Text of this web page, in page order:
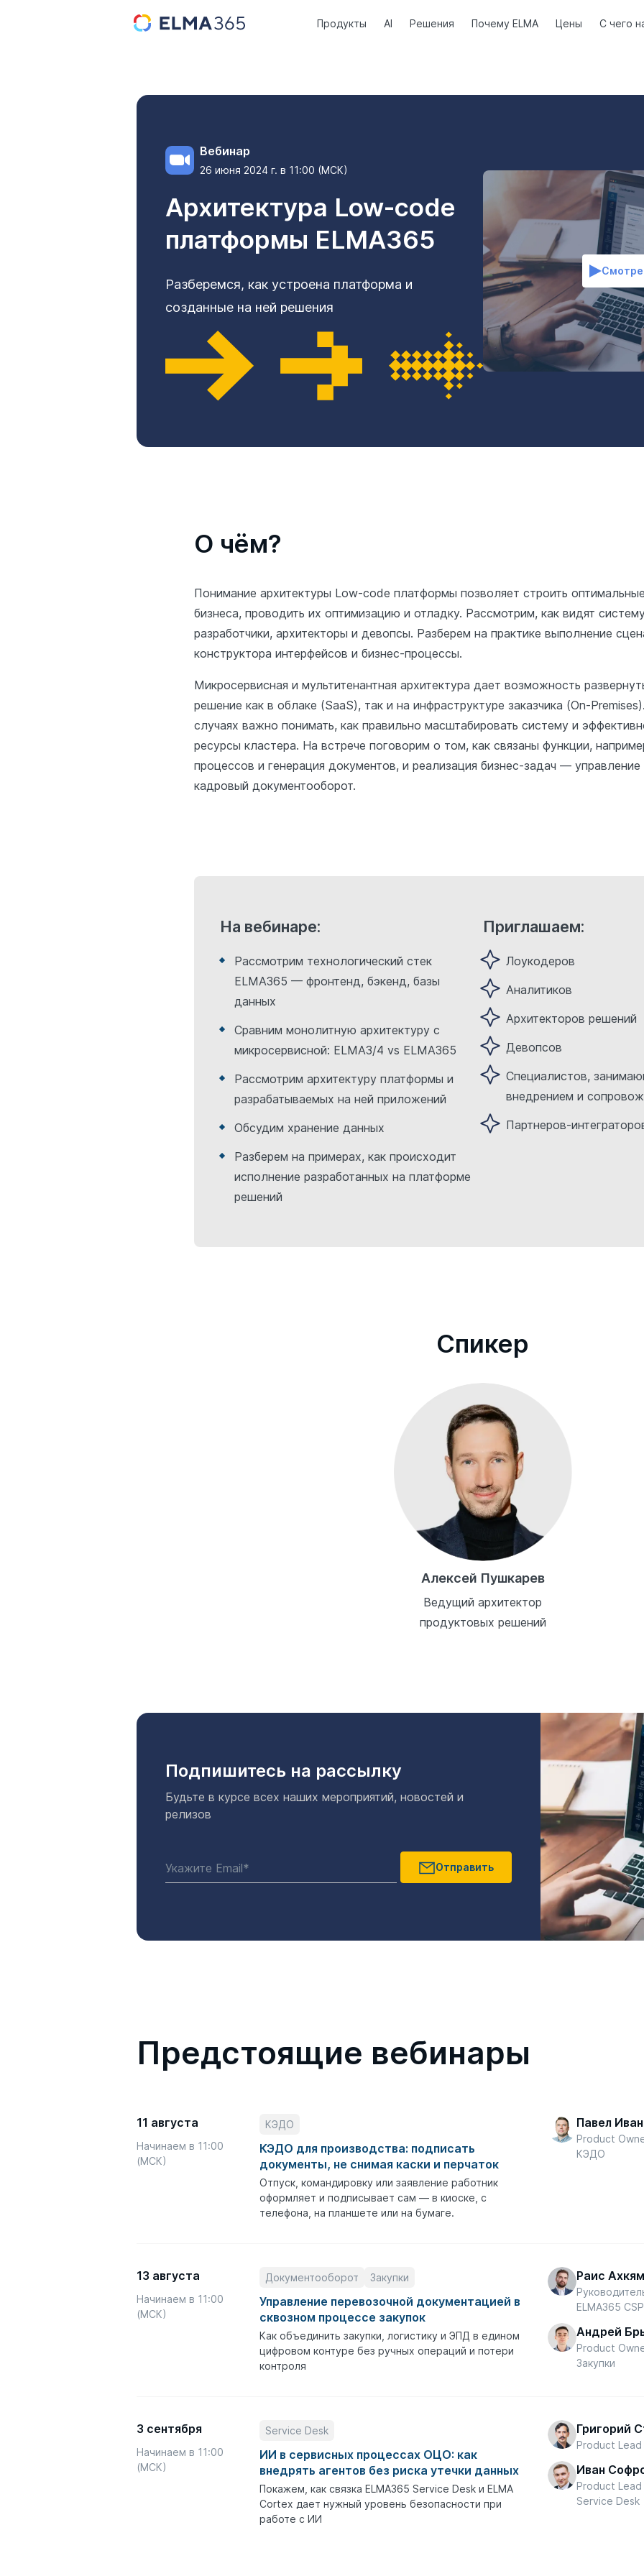
Продукты AI Решения Почему ELMA Цены С чего
Вебинар
26 июня 2024 г. в 11:00 (МСК)
Архитектура Low-code
платформы ELMA365
Разберемся, как устроена платформа и
созданные на ней решения
О чём?
Понимание архитектуры Low-code платформы позволяет строить
бизнеса, проводить их оптимизацию и отладку. Рассмотрим, как видят
разработчики, архитекторы и девопсы. Разберем на практике выполнение
конструктора интерфейсов и бизнес-процессы.
Микросервисная и мультитенантная архитектура дает возможность
решение как в облаке (SaaS), так и на инфраструктуре заказчика (On-
случаях важно понимать, как правильно масштабировать систему и
ресурсы кластера. На встрече поговорим о том, как связаны функции,
процессов и генерация документов, и реализация бизнес-задач —
кадровый документооборот.
На вебинаре:
Рассмотрим технологический стек
ELMA365 — фронтенд, бэкенд, базы
данных
Сравним монолитную архитектуру c
микросервисной: ELMA3/4 vs ELMA365
Рассмотрим архитектуру платформы и
разрабатываемых на ней приложений
Обсудим хранение данных
Разберем на примерах, как происходит
исполнение разработанных на платформе
решений
Приглашаем:
Лоукодеров
Аналитиков
Архитекторов решений
Девопсов
Специалистов,
внедрением и
Партнеров-
Cпикер
Алексей Пушкарев
Ведущий архитектор
продуктовых решений
Подпишитесь на рассылку
Будьте в курсе всех наших мероприятий, новостей и
релизов
Отправить
Предстоящие вебинары
11 августа
Начинаем в 11:00
(МСК)
КЭДО
КЭДО для производства: подписать
документы, не снимая каски и перчаток
Отпуск, командировку или заявление работник
оформляет и подписывает сам — в киоске, с
телефона, на планшете или на бумаге.
Павел
Product
КЭДО
13 августа
Начинаем в 11:00
(МСК)
Документооборот Закупки
Управление перевозочной документацией в
сквозном процессе закупок
Как объединить закупки, логистику и ЭПД в едином
цифровом контуре без ручных операций и потери
контроля
Раис
ELMA365 CSP
Андрей
Product
Закупки
3 сентября
Начинаем в 11:00
(МСК)
Service Desk
ИИ в сервисных процессах ОЦО: как
внедрять агентов без риска утечки данных
Покажем, как связка ELMA365 Service Desk и ELMA
Cortex дает нужный уровень безопасности при
работе с ИИ
Григорий
Product Lead
Иван
Product Lead
Service Desk